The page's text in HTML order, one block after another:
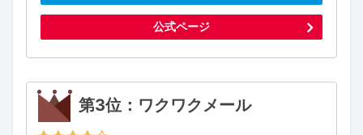
公式ページ
第3位：ワクワクメール